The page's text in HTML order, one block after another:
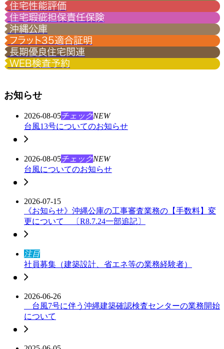
住宅性能評価
住宅瑕疵担保責任保険
沖縄公庫
フラット35適合証明
長期優良住宅関連
WEB検査予約
お知らせ
2026-08-05チェックNEW
台風13号についてのお知らせ
2026-08-05チェックNEW
台風についてのお知らせ
2026-07-15
《お知らせ》沖縄公庫の工事審査業務の【手数料】変
更について 〔R8.7.24一部追記〕
注目
社員募集（建築設計、省エネ等の業務経験者）
2026-06-26
台風7号に伴う沖縄建築確認検査センターの業務開始
について